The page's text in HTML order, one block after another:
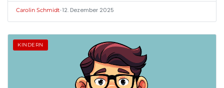
Carolin Schmidt•12. Dezember 2025
KINDERN